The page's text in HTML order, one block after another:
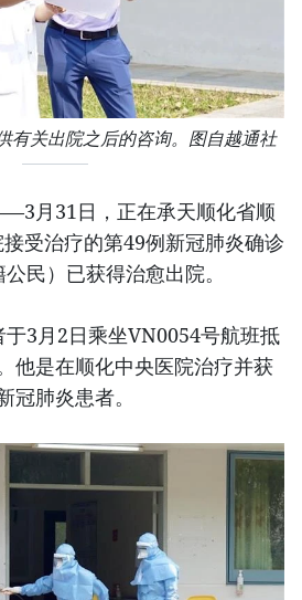
有关出院之后的咨询。图自越通社
月31日，正在承天顺化省顺
受治疗的第49例新冠肺炎确诊
民）已获得治愈出院。
3月2日乘坐VN0054号航班抵
他是在顺化中央医院治疗并获
冠肺炎患者。